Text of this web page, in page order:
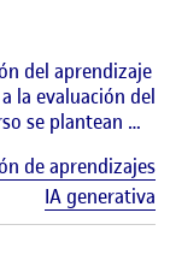
del aprendizaje
la evaluación del
se plantean …
de aprendizajes
IA generativa